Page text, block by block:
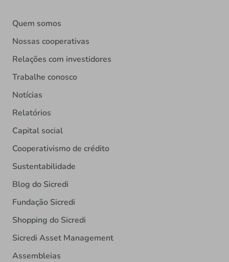
Quem somos
Nossas cooperativas
Relações com investidores
Trabalhe conosco
Notícias
Relatórios
Capital social
Cooperativismo de crédito
Sustentabilidade
Blog do Sicredi
Fundação Sicredi
Shopping do Sicredi
Sicredi Asset Management
Assembleias